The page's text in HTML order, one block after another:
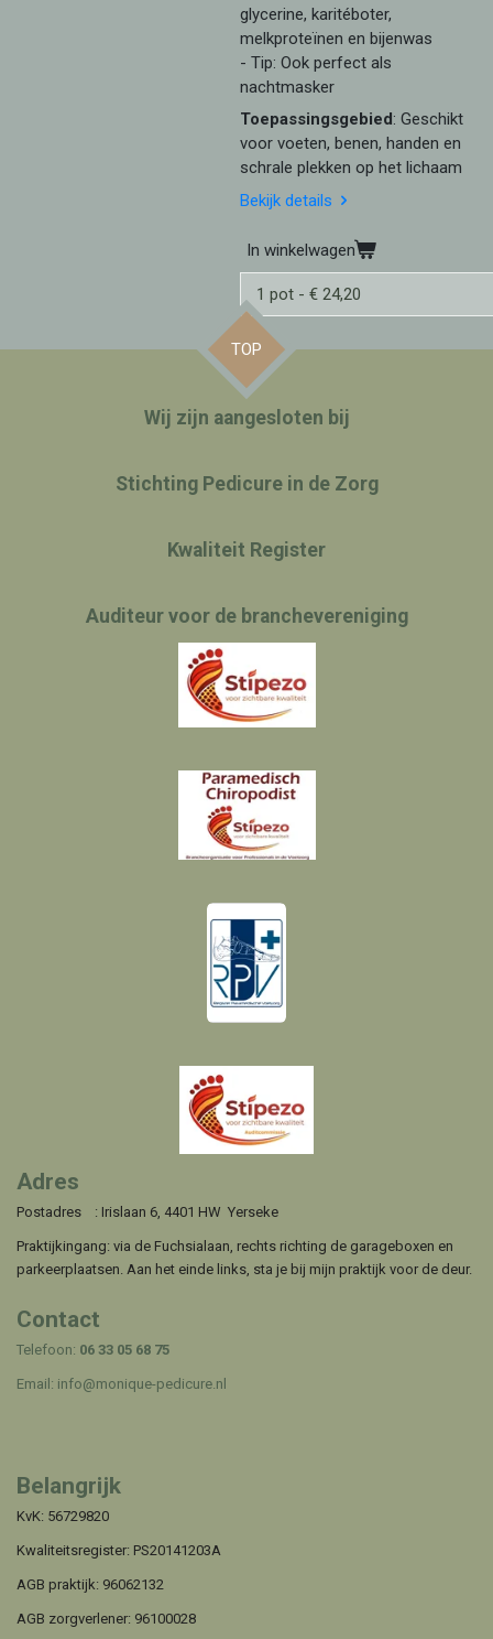
glycerine, karitéboter,
melkproteïnen en bijenwas
- Tip: Ook perfect als
nachtmasker
Toepassingsgebied: Geschikt
voor voeten, benen, handen en
schrale plekken op het lichaam
Bekijk details
In winkelwagen
TOP
Wij zijn aangesloten bij
Stichting Pedicure in de Zorg
Kwaliteit Register
Auditeur voor de branchevereniging
Adres
Postadres : Irislaan 6, 4401 HW Yerseke
Praktijkingang: via de Fuchsialaan, rechts richting de garageboxen en
parkeerplaatsen. Aan het einde links, sta je bij mijn praktijk voor de deur.
Contact
Telefoon: 06 33 05 68 75
Email: info@monique-pedicure.nl
Belangrijk
KvK: 56729820
Kwaliteitsregister: PS20141203A
AGB praktijk: 96062132
AGB zorgverlener: 96100028